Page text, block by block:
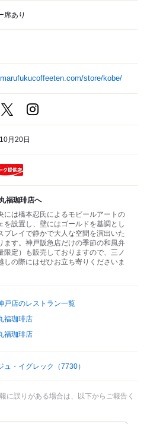
席あり
store/kobe/
月20日
福珈琲店へ
には橋本忍氏によるモビールアートの
を設置し、壁にはゴールドを基調とし
プレイで静かで大人な空間を演出いた
ます。神戸阪急店だけの季節の和風弁
限定）も販売しておりますので、三ノ
しの際にはぜひお立ち寄りくださいま
戸店のレストラン一覧
福珈琲店
福珈琲店
ュ・イグレック （7730）
に誤りがある場合は、以下からご報告く